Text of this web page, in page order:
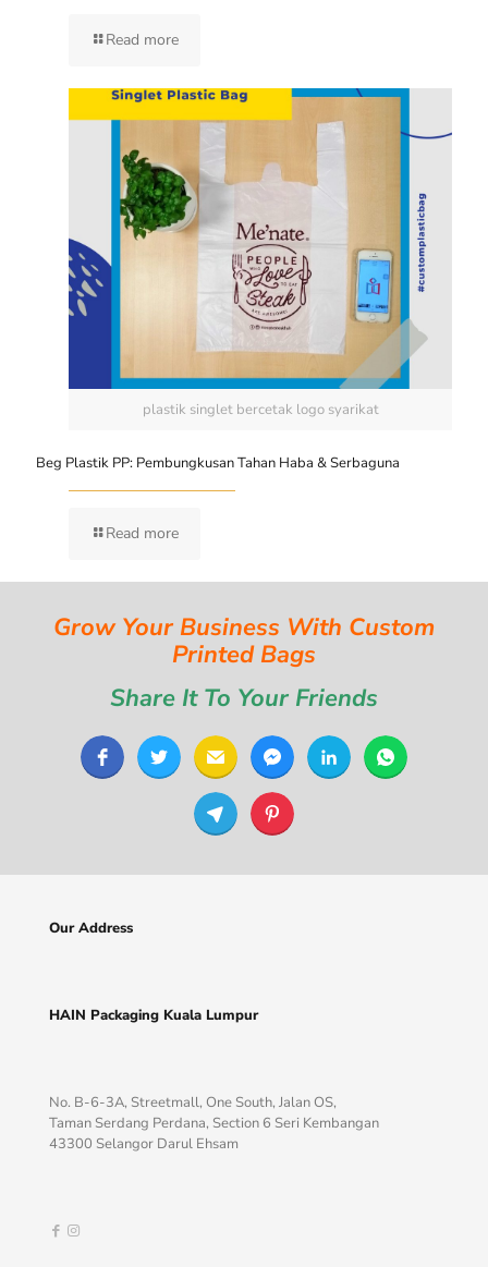
Read more
plastik singlet bercetak logo syarikat
Beg Plastik PP: Pembungkusan Tahan Haba & Serbaguna
Read more
Grow Your Business With Custom
Printed Bags
Share It To Your Friends
Our Address
HAIN Packaging Kuala Lumpur
No. B-6-3A, Streetmall, One South, Jalan OS,
Taman Serdang Perdana, Section 6 Seri Kembangan
43300 Selangor Darul Ehsam